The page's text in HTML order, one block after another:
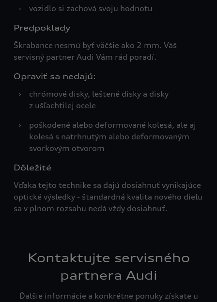
›
vozidlo si zachová svoju hodnotu
Predpoklady
Škrabance nesmú byť väčšie ako 2 mm. Váš
servisný partner Audi Vám rád poradí.
Opraviť sa nedajú:
›
chrómové disky, leštené disky a disky
z ušľachtilej ocele
›
poškodené alebo deformované kolesá, ale aj
kolesá s natrhnutým alebo deformovaným
svorkovým otvorom
Dôležité
Vďaka tejto technike sa dajú dosiahnuť vynikajúce
optické výsledky - štandardná kvalita nového dielu
sa v plnom rozsahu nedá vždy dosiahnuť.
Kontaktujte servisného
partnera Audi
Ďalšie informácie a konkrétne ponuky získate u